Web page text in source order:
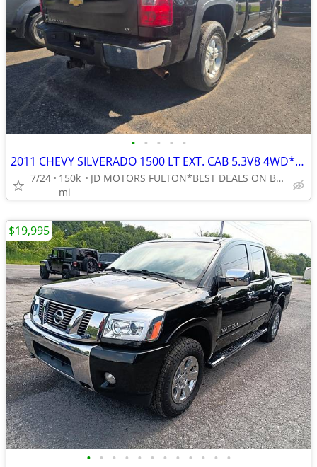
• • • • •
2011 CHEVY SILVERADO 1500 LT EXT. CAB 5.3V8 4WD*RUNS AWESOME*WARRANTY*
7/24
150k
mi
JD MOTORS FULTON*BEST DEALS ON BEST WHEELS*FINANCING
• • • • • • • • • • • •
$19,995